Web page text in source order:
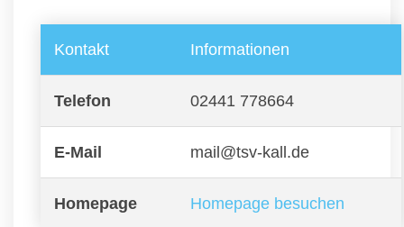
Kontakt Informationen
Telefon 02441 778664
E-Mail mail@tsv-kall.de
Homepage Homepage besuchen